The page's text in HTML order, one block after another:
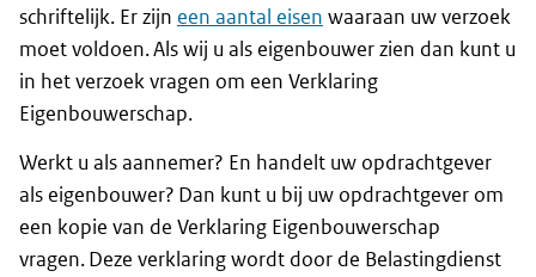
schriftelijk. Er zijn een aantal eisen waaraan uw verzoek
moet voldoen. Als wij u als eigenbouwer zien dan kunt u
in het verzoek vragen om een Verklaring
Eigenbouwerschap.
Werkt u als aannemer? En handelt uw opdrachtgever
als eigenbouwer? Dan kunt u bij uw opdrachtgever om
een kopie van de Verklaring Eigenbouwerschap
vragen. Deze verklaring wordt door de Belastingdienst